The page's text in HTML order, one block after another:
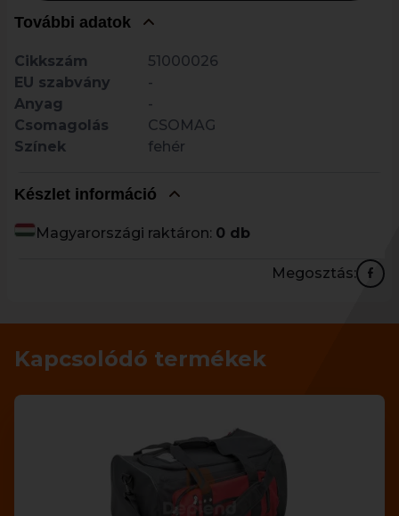
További adatok
Cikkszám
51000026
EU szabvány
-
Anyag
-
Csomagolás
CSOMAG
Színek
fehér
Készlet információ
Magyarországi raktáron: 0 db
Megosztás:
Kapcsolódó termékek